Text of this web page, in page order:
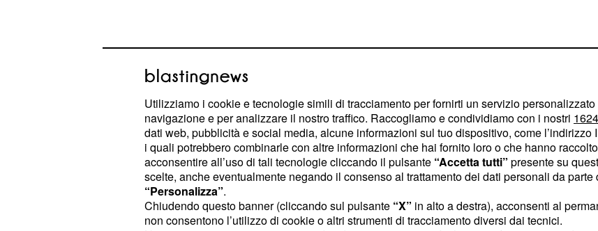
L'isolazionista Trump e i paesi Nato
Non che il presidente americano non disponesse di
motivazioni concrete per lamentarsi degli insufficienti
contributi di alcuni altri paesi membri, ma i toni usati hanno
letteralmente acceso quello che definiremmo un campanello
d'allarmeed il rischio secessione. Con il suo
Utilizziamo i cookie e tecnologie simili di tracciamento per fornirti un servizio
navigazione e per analizzare il nostro traffico. Raccogliamo e condividiamo con i nostri 1624
dati web, pubblicità e social media, alcune informazioni sul tuo dispositivo, come
i quali potrebbero combinarle con altre informazioni che hai fornito loro o che hanno
acconsentire all’uso di tali tecnologie cliccando il pulsante “Accetta tutti” presente su
scelte, anche eventualmente negando il consenso al trattamento dei dati personali da
“Personalizza”.
Chiudendo questo banner (cliccando sul pulsante “X” in alto a destra), acconsenti al
non consentono l’utilizzo di cookie o altri strumenti di tracciamento diversi dai tecnici.